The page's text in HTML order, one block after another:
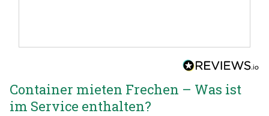
Container mieten Frechen – Was ist
im Service enthalten?